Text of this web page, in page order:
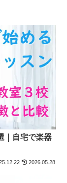
｜自宅で楽器
2026.05.28